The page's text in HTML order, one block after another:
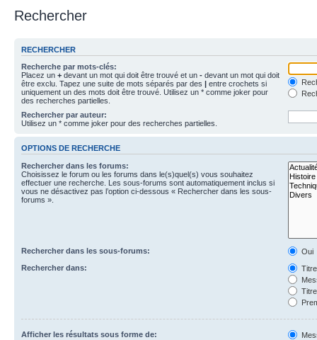
Rechercher
RECHERCHER
Recherche par mots-clés:
Placez un + devant un mot qui doit être trouvé et un - devant un mot qui doit
être exclu. Tapez une suite de mots séparés par des | entre crochets si
uniquement un des mots doit être trouvé. Utilisez un * comme joker pour
des recherches partielles.
Rechercher par auteur:
Utilisez un * comme joker pour des recherches partielles.
OPTIONS DE RECHERCHE
Rechercher dans les forums:
Choisissez le forum ou les forums dans le(s)quel(s) vous souhaitez
effectuer une recherche. Les sous-forums sont automatiquement inclus si
vous ne désactivez pas l’option ci-dessous « Rechercher dans les sous-
forums ».
Rechercher dans les sous-forums:
Oui
Rechercher dans:
Afficher les résultats sous forme de: